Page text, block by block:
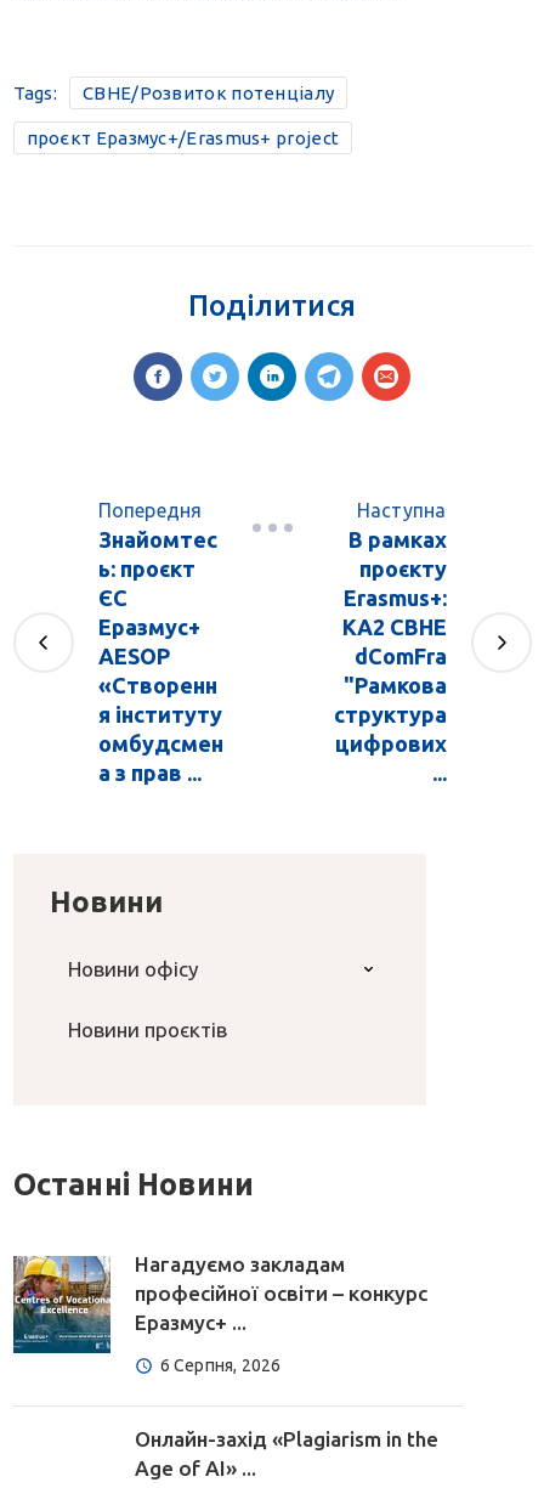
Tags: CBHE/Розвиток потенціалу
проєкт Еразмус+/Erasmus+ project
Поділитися
Попередня
Знайомтес
ь: проєкт
ЄС
Еразмус+
AESOP
«Створенн
я інституту
омбудсмен
а з прав ...
Наступна
В рамках
проєкту
Erasmus+:
КА2 CBHE
dComFra
"Рамкова
структура
цифрових
...
Новини
Новини офісу
Новини проєктів
Останні Новини
Нагадуємо закладам
професійної освіти – конкурс
Еразмус+ ...
6 Серпня, 2026
Онлайн-захід «Plagiarism in the
Age of AI» ...